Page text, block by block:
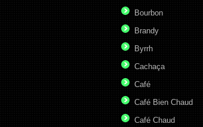
Bourbon
Brandy
Byrrh
Cachaça
Café
Café Bien Chaud
Café Chaud